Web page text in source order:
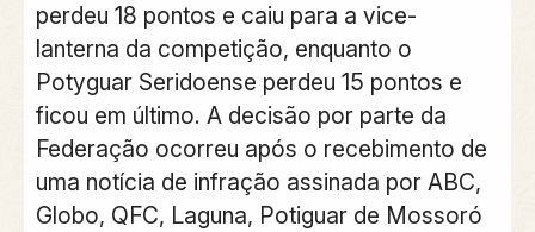
perdeu 18 pontos e caiu para a vice-
lanterna da competição, enquanto o
Potyguar Seridoense perdeu 15 pontos e
ficou em último. A decisão por parte da
Federação ocorreu após o recebimento de
uma notícia de infração assinada por ABC,
Globo, QFC, Laguna, Potiguar de Mossoró